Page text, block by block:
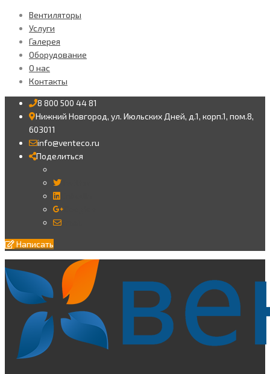
Вентиляторы
Услуги
Галерея
Оборудование
О нас
Контакты
8 800 500 44 81
Нижний Новгород, ул. Июльских Дней, д.1, корп.1, пом.8,
603011
info@venteco.ru
Поделиться
Написать